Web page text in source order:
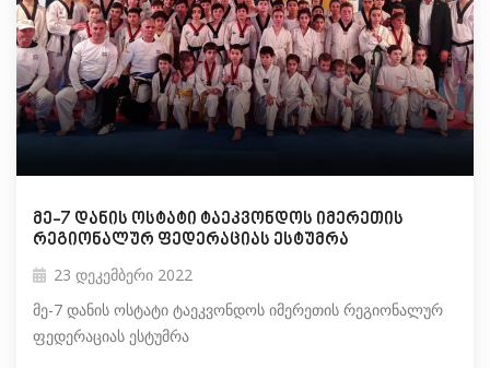
მე-7 დანის ოსტატი ტაეკვონდოს იმერეთის
რეგიონალურ ფედერაციას ესტუმრა
23 დეკემბერი 2022
მე-7 დანის ოსტატი ტაეკვონდოს იმერეთის რეგიონალურ
ფედერაციას ესტუმრა